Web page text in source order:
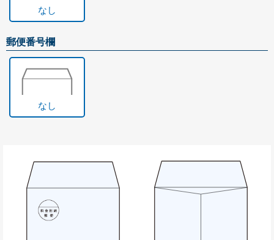
角形7号
お問い合わせ
お問い合わせ
無料サンプル請求
見積請求
文字を入力して印刷する
お持ちのデータから印刷する
お持ちの封筒から印刷する
なし
郵便番号欄
なし